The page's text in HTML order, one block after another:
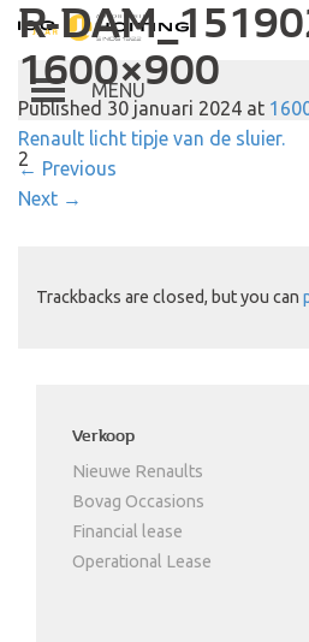
Autobedrijf Hoiting
Toggle
navigation
R-
1600×900
Published 30 januari 2024 at
Renault licht tipje van de sluier.
← Previous
Next →
2
Trackbacks are closed, but you can
Verkoop
Nieuwe Renaults
Bovag Occasions
Financial lease
Operational Lease